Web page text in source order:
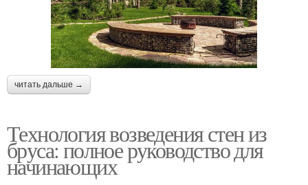
читать дальше →
Технология возведения стен из
бруса: полное руководство для
начинающих